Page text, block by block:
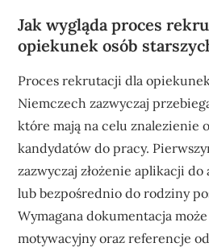
Jak wygląda proces
opiekunek osób
Proces rekrutacji dla
Niemczech zazwyczaj
które mają na celu znalezienie
kandydatów do pracy.
zazwyczaj złożenie aplikacji
lub bezpośrednio do rodziny
Wymagana dokumentacja
motywacyjny oraz referencje